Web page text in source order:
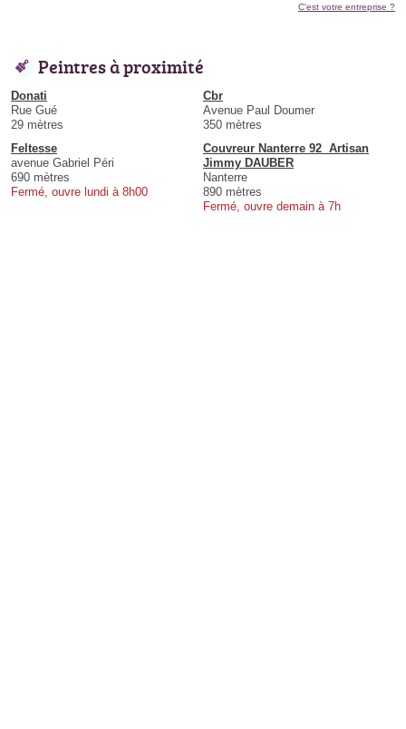
C'est votre entreprise ?
Peintres à proximité
Donati
Rue Gué
29 mètres
Cbr
Avenue Paul Doumer
350 mètres
Feltesse
avenue Gabriel Péri
690 mètres
Fermé, ouvre lundi à 8h00
Couvreur Nanterre 92 ️ Artisan
Jimmy DAUBER
Nanterre
890 mètres
Fermé, ouvre demain à 7h